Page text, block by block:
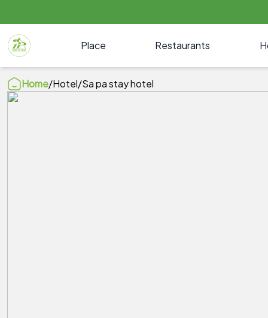
Place Restaurants
Home/Hotel/Sa pa stay hotel